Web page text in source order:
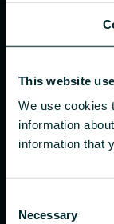
This website
We use cookies
information
information that
Selection
Necessary